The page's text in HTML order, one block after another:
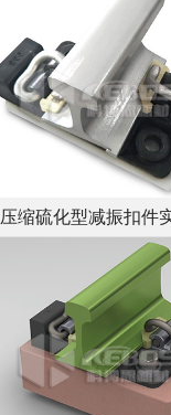
压缩硫化型减振扣件